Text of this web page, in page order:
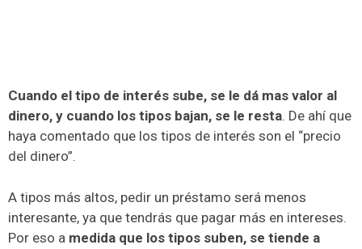
Cuando el tipo de interés sube, se le dá mas valor al
dinero, y cuando los tipos bajan, se le resta. De ahí que
haya comentado que los tipos de interés son el “precio
del dinero”.
A tipos más altos, pedir un préstamo será menos
interesante, ya que tendrás que pagar más en intereses.
Por eso a medida que los tipos suben, se tiende a